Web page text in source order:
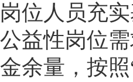
岗位人员充
公益性岗位
金余量，按